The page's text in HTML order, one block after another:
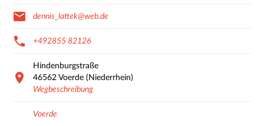
dennis_lattek@web.de
+492855 82126
Hindenburgstraße
46562 Voerde (Niederrhein)
Wegbeschreibung
Voerde